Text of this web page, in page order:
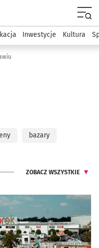
Inwestycje Kultura
bazary
ZOBACZ WSZYSTKIE